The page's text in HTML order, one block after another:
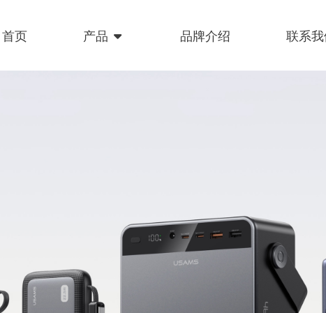
首页 产品 品牌介绍 联系